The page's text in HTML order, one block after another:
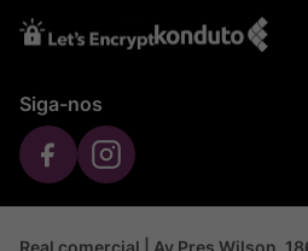
Siga-nos
Real comercial | Av Pres Wilson,